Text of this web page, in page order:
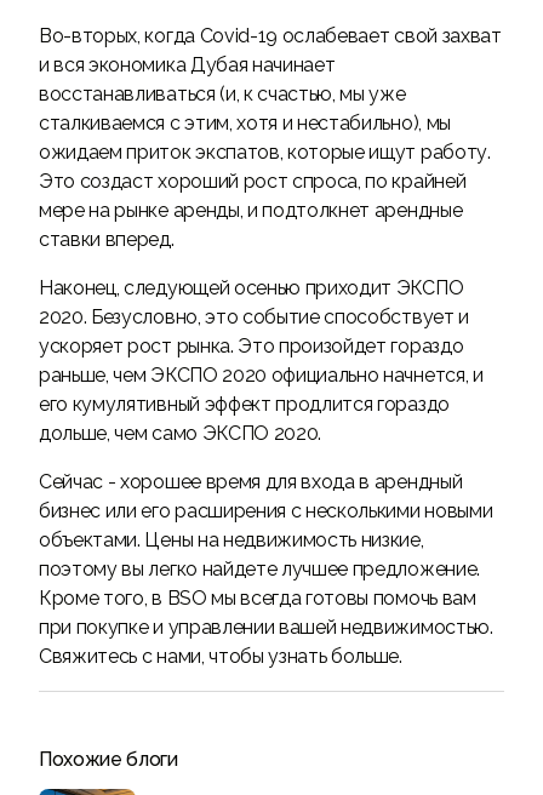
Во-вторых, когда Covid-19 ослабевает свой захват
и вся экономика Дубая начинает
восстанавливаться (и, к счастью, мы уже
сталкиваемся с этим, хотя и нестабильно), мы
ожидаем приток экспатов, которые ищут работу.
Это создаст хороший рост спроса, по крайней
мере на рынке аренды, и подтолкнет арендные
ставки вперед.
Наконец, следующей осенью приходит ЭКСПО
2020. Безусловно, это событие способствует и
ускоряет рост рынка. Это произойдет гораздо
раньше, чем ЭКСПО 2020 официально начнется, и
его кумулятивный эффект продлится гораздо
дольше, чем само ЭКСПО 2020.
Сейчас - хорошее время для входа в арендный
бизнес или его расширения с несколькими новыми
объектами. Цены на недвижимость низкие,
поэтому вы легко найдете лучшее предложение.
Кроме того, в BSO мы всегда готовы помочь вам
при покупке и управлении вашей недвижимостью.
Свяжитесь с нами, чтобы узнать больше.
Похожие блоги